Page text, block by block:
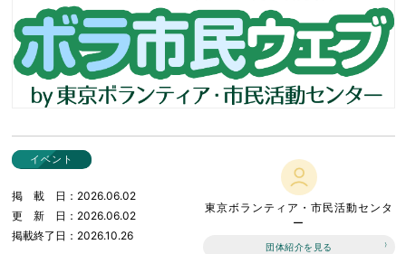
イベント
掲載日
2026.06.02
更新日
2026.06.02
掲載終了日
2026.10.26
東京ボランティア・市民活動センタ
ー
団体紹介を見る